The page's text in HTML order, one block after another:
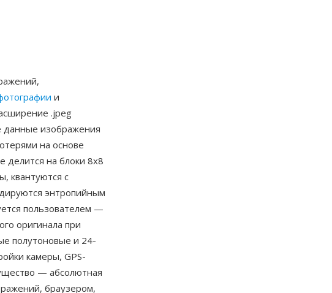
и
.jpeg
изображения
на основе
делится на блоки 8x8
квантуются с
энтропийным
пользователем —
оригинала при
полутоновые и 24-
камеры, GPS-
— абсолютная
браузером,